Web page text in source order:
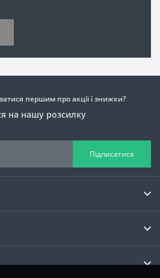
першим про акції і знижки?
на нашу розсилку
Підписатися